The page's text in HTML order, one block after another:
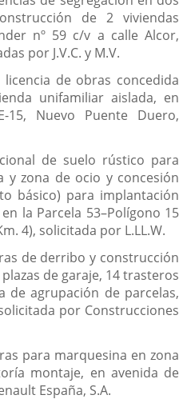
de 2 viviendas
nº 59 c/v a calle Alcor,
por J.V.C. y M.V.
de obras concedida
unifamiliar aislada, en
15, Nuevo Puente Duero,
de suelo rústico para
y zona de ocio y concesión
básico) para implantación
la Parcela 53–Polígono 15
4), solicitada por L.LL.W.
de derribo y construcción
de garaje, 14 trasteros
de agrupación de parcelas,
por Construcciones
para marquesina en zona
montaje, en avenida de
España, S.A.